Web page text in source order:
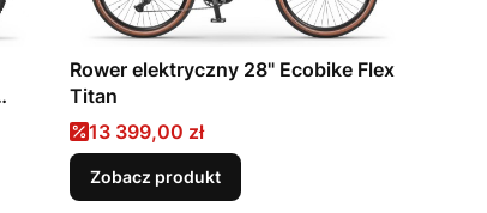
Rower elektryczny 28" Ecobike Flex
Titan
Cena promocyjna
13 399,00 zł
Zobacz produkt